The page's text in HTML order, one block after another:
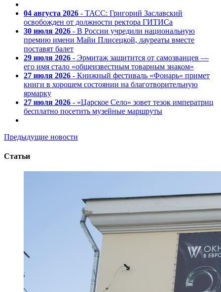
04 августа 2026 - ТАСС: Григорий Заславский
освобожден от должности ректора ГИТИСа
30 июля 2026 - В России учредили национальную
премию имени Майи Плисецкой, лауреаты вместе
поставят балет
29 июля 2026 - Эрмитаж защитится от самозванцев —
его имя стало «общеизвестным товарным знаком»
27 июля 2026 - Книжный фестиваль «Фонарь» примет
книги в хорошем состоянии на благотворительную
ярмарку
27 июля 2026 - «Царское Село» зовет тезок императриц
бесплатно посетить музейные маршруты
Предыдущие новости
Статьи